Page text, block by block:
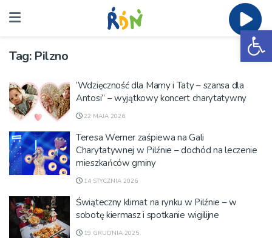
Tag: Pilzno
’Wdzięczność dla Mamy i Taty – szansa dla
Antosi” – wyjątkowy koncert charytatywny
22 MAJA 2026
Teresa Werner zaśpiewa na Gali
Charytatywnej w Pilźnie – dochód na leczenie
mieszkańców gminy
14 STYCZNIA 2026
Świąteczny klimat na rynku w Pilźnie – w
sobotę kiermasz i spotkanie wigilijne
19 GRUDNIA 2025